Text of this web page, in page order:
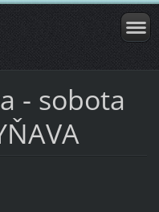
- sobota